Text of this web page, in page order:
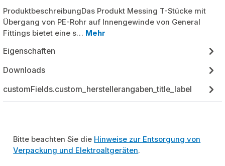
ProduktbeschreibungDas Produkt Messing T-Stücke mit
Übergang von PE-Rohr auf Innengewinde von General
Fittings bietet eine s… Mehr
Eigenschaften
Downloads
customFields.custom_herstellerangaben_title_label
Bitte beachten Sie die Hinweise zur Entsorgung von
Verpackung und Elektroaltgeräten.